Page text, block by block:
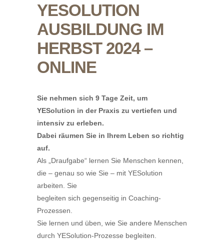
YESOLUTION
AUSBILDUNG IM
HERBST 2024 –
ONLINE
Sie nehmen sich 9 Tage Zeit, um
YESolution in der Praxis zu vertiefen und
intensiv zu erleben.
Dabei räumen Sie in Ihrem Leben so richtig
auf.
Als „Draufgabe“ lernen Sie Menschen kennen,
die – genau so wie Sie – mit YESolution
arbeiten. Sie
begleiten sich gegenseitig in Coaching-
Prozessen.
Sie lernen und üben, wie Sie andere Menschen
durch YESolution-Prozesse begleiten.